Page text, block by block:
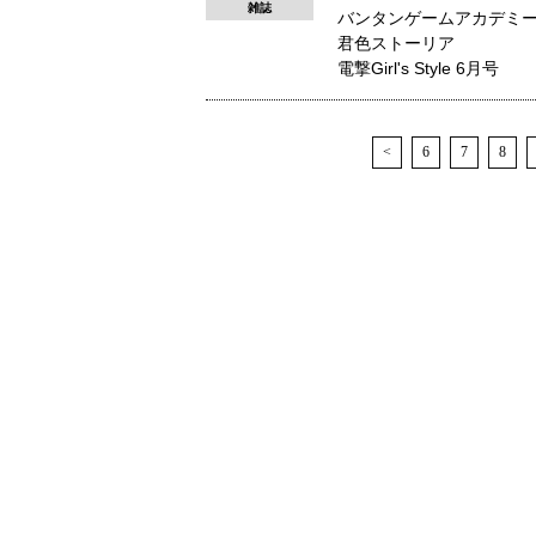
雑誌
バンタンゲームアカデミー
君色ストーリア
電撃Girl's Style 6月号
< 6 7 8